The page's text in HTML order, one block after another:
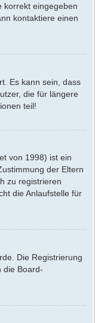
korrekt eingegeben
kontaktiere einen
Es kann sein, dass
die für längere
teil!
von 1998) ist ein
der Eltern
zu registrieren
die Anlaufstelle für
Die Registrierung
die Board-